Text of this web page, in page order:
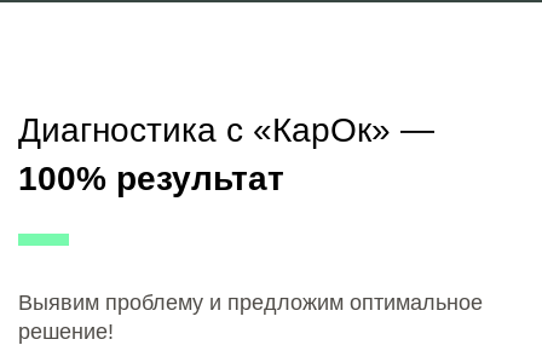
Диагностика с «КарОк» —
100% результат
Выявим проблему и предложим оптимальное
решение!